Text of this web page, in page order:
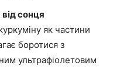
сонця
як частини
боротися з
ультрафіолетовим